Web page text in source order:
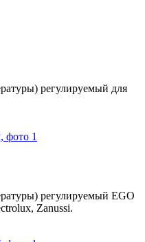
регулируемый для
регулируемый EGO
Zanussi.